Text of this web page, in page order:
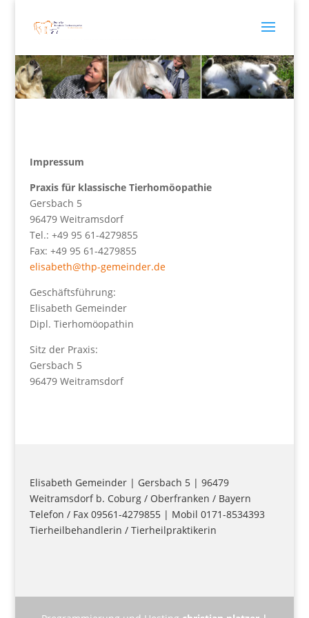
Impressum
Praxis für klassische Tierhomöopathie
Gersbach 5
96479 Weitramsdorf
Tel.: +49 95 61-4279855
Fax: +49 95 61-4279855
elisabeth@thp-gemeinder.de
Geschäftsführung:
Elisabeth Gemeinder
Dipl. Tierhomöopathin
Sitz der Praxis:
Gersbach 5
96479 Weitramsdorf
Elisabeth Gemeinder | Gersbach 5 | 96479
Weitramsdorf b. Coburg / Oberfranken / Bayern
Telefon / Fax 09561-4279855 | Mobil 0171-8534393
Tierheilbehandlerin / Tierheilpraktikerin